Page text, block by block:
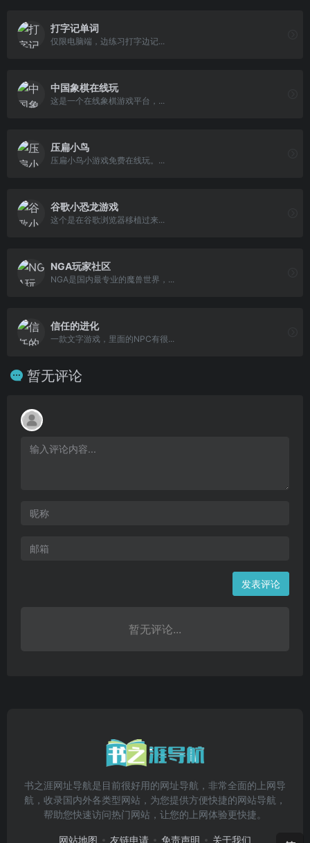
打字记单词
仅限电脑端，边练习打字边记...
中国象棋在线玩
这是一个在线象棋游戏平台，...
压扁小鸟
压扁小鸟小游戏免费在线玩。...
谷歌小恐龙游戏
这个是在谷歌浏览器移植过来...
NGA玩家社区
NGA是国内最专业的魔兽世界，...
信任的进化
一款文字游戏，里面的NPC有很...
暂无评论
发表评论
暂无评论...
书之涯网址导航是目前很好用的网址导航，非常全面的上网导
航，收录国内外各类型网站，为您提供方便快捷的网站导航，
帮助您快速访问热门网站，让您的上网体验更快捷。
网站地图 友链申请 免责声明 关于我们